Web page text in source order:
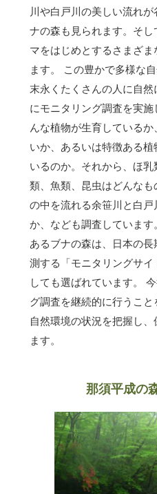
川や白戸川の美しい流れ
ナの森も見られます。そ
マをはじめとするさまざ
ます。 この豊かで多様な
末永くたくさんの人に自
にモニタリング調査を実
んな植物が生育している
いか、あるいは特徴ある
いるのか。それから、ほ
類、魚類、昆虫はどんな
の中を流れる余笹川と白
か、なども調査していま
あるブナの森は、日本の
測する「モニタリングサイ
しても選ばれています。
グ調査を継続的に行うこ
自然環境の状況を把握し
ます。
那須平成の